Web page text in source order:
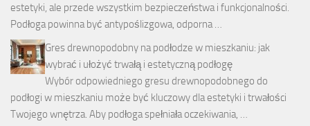
estetyki, ale przede wszystkim bezpieczeństwa i funkcjonalności.
Podłoga powinna być antypoślizgowa, odporna …
Gres drewnopodobny na podłodze w mieszkaniu: jak
wybrać i ułożyć trwałą i estetyczną podłogę
Wybór odpowiedniego gresu drewnopodobnego do
podłogi w mieszkaniu może być kluczowy dla estetyki i trwałości
Twojego wnętrza. Aby podłoga spełniała oczekiwania, …